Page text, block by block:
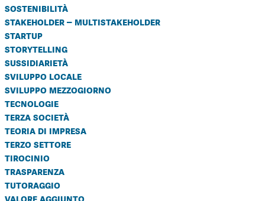
sostenibilità
stakeholder – multistakeholder
startup
storytelling
sussidiarietà
sviluppo locale
sviluppo mezzogiorno
tecnologie
terza società
teoria di impresa
terzo settore
tirocinio
trasparenza
tutoraggio